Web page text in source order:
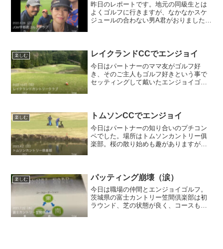
昨日のレポートです。地元の同級生とは
よくゴルフに行きますが、なかなかスケ
ジュールの合わない男A君がおりました。
至りました。場所はJG...
楽しむ レイクランドCCでエンジョイ
今日はパートナーのママ友がゴルフ好
き、そのご主人もゴルフ好きという事で
セッティングして戴いたエンジョイゴル
に楽しいものとなりました。...
楽しむ トムソンCCでエンジョイ
今日はパートナーの知り合いのプチコン
ペでした。場所はトムソンカントリー俱
楽部。桜の散り始めも趣がありますが、
暖かさではないですが冬が...
楽しむ パッティング崩壊（涙）
今日は職場の仲間とエンジョイゴルフ。
茨城県の富士カントリー笠間倶楽部は初
ラウンド、芝の状態が良く、コースもク